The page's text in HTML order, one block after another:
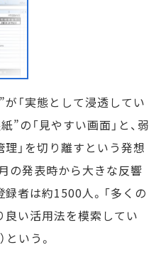
「実態として浸透してい
”の「見やすい画面」と、弱
」を切り離すという発想
の発表時から大きな反響
者は約1500人。「多くの
い活用法を模索してい
という。